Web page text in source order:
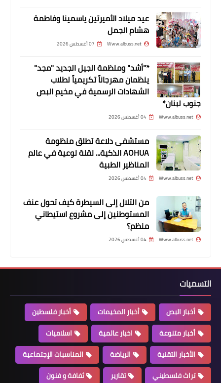
أخبار المخيمات
مخاوف متصاعدة من جولة جديدة من
العنف في «عين الحلوة»
أخبار البص
*⛽🌎📡🚨ارتفاع في أســعــار
الـمــحـــروقـــات ⛽*
أخبار فلسطين
السفير دبور يستقبل السفير الجزائري في
لبنان
عيد ميلاد الأميرتين ياسمينا وفاطمة
هشام الجمل
Www.albuss.net 07 أغسطس 2026
*"أشد" ومنظمة الجيل الجديد "مجد"
ينظمان مهرجاناً تكريمياً لطلاب
الشهادات الرسمية في مخيم البص
جنوب لبنان*
Www.albuss.net 04 أغسطس 2026
مستشفى دلاعة تطلق منظومة
AOHUA الذكية... نقلة نوعية في عالم
المناظير الطبية
Www.albuss.net 04 أغسطس 2026
من التلال إلى السيطرة كيف تحول عنف
المستوطنين إلى مشروع استيطاني
منظم؟
Www.albuss.net 04 أغسطس 2026
التسميات
أخبار البص أخبار المخيمات
أخبار فلسطين
أخبار متنوعة
اخبار عالمية
اسلاميات
الأخبار التقنية
الرياضة
المناسبات الإجتماعية
تراث فلسطيني
تقارير
ثفافة و فنون